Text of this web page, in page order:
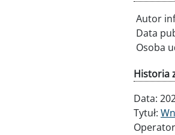
Autor
Data
Osoba
Historia
Data:
Tytuł: